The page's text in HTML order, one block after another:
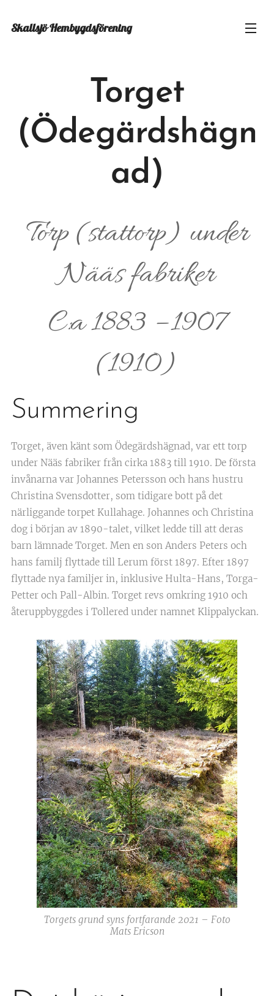
SkallsjöHembygdsförening
Torget
(Ödegärdshägn
ad)
Torp (stattorp) under
Nääs fabriker
C:a 1883 – 1907
(1910)
Summering
Torget, även känt som Ödegärdshägnad, var ett torp
under Nääs fabriker från cirka 1883 till 1910. De första
invånarna var Johannes Petersson och hans hustru
Christina Svensdotter, som tidigare bott på det
närliggande torpet Kullahage. Johannes och Christina
dog i början av 1890-talet, vilket ledde till att deras
barn lämnade Torget. Men en son Anders Peters och
hans familj flyttade till Lerum först 1897. Efter 1897
flyttade nya familjer in, inklusive Hulta-Hans, Torga-
Petter och Pall-Albin. Torget revs omkring 1910 och
återuppbyggdes i Tollered under namnet Klippalyckan.
Torgets grund syns fortfarande 2021 – Foto
Mats Ericson